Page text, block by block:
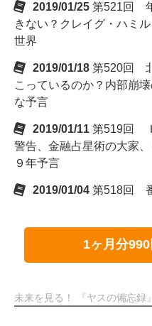
2019/01/25 第521回
きない？クレイグ・ハミ
世界
2019/01/18 第520回
こっているのか？内部崩
な予言
2019/01/11 第519回
警告、金融占星術の大家
９年予言
2019/01/04 第518回
1ヶ月分
未来を見る！ 『ヤスの備忘録